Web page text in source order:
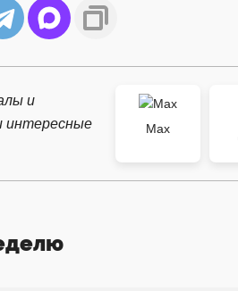
и
интересные
Max